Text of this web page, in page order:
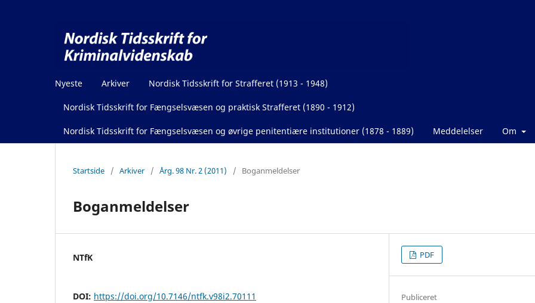
Nyeste Arkiver Nordisk Tidsskrift for Strafferet (1913 - 1948)
Nordisk Tidsskrift for Fængselsvæsen og praktisk Strafferet (1890 - 1912)
Nordisk Tidsskrift for Fængselsvæsen og øvrige penitentiære institutioner (1878 - 1889) Meddelelser Om
Startside / Arkiver / Årg. 98 Nr. 2 (2011) / Boganmeldelser
Boganmeldelser
NTfK
DOI: https://doi.org/10.7146/ntfk.v98i2.70111
PDF
Publiceret